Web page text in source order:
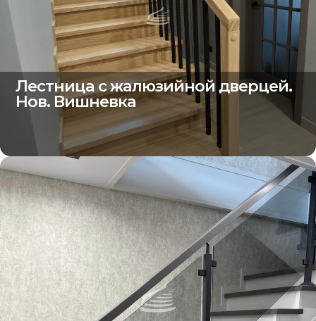
Лестница с жалюзийной дверцей.
Нов. Вишневка